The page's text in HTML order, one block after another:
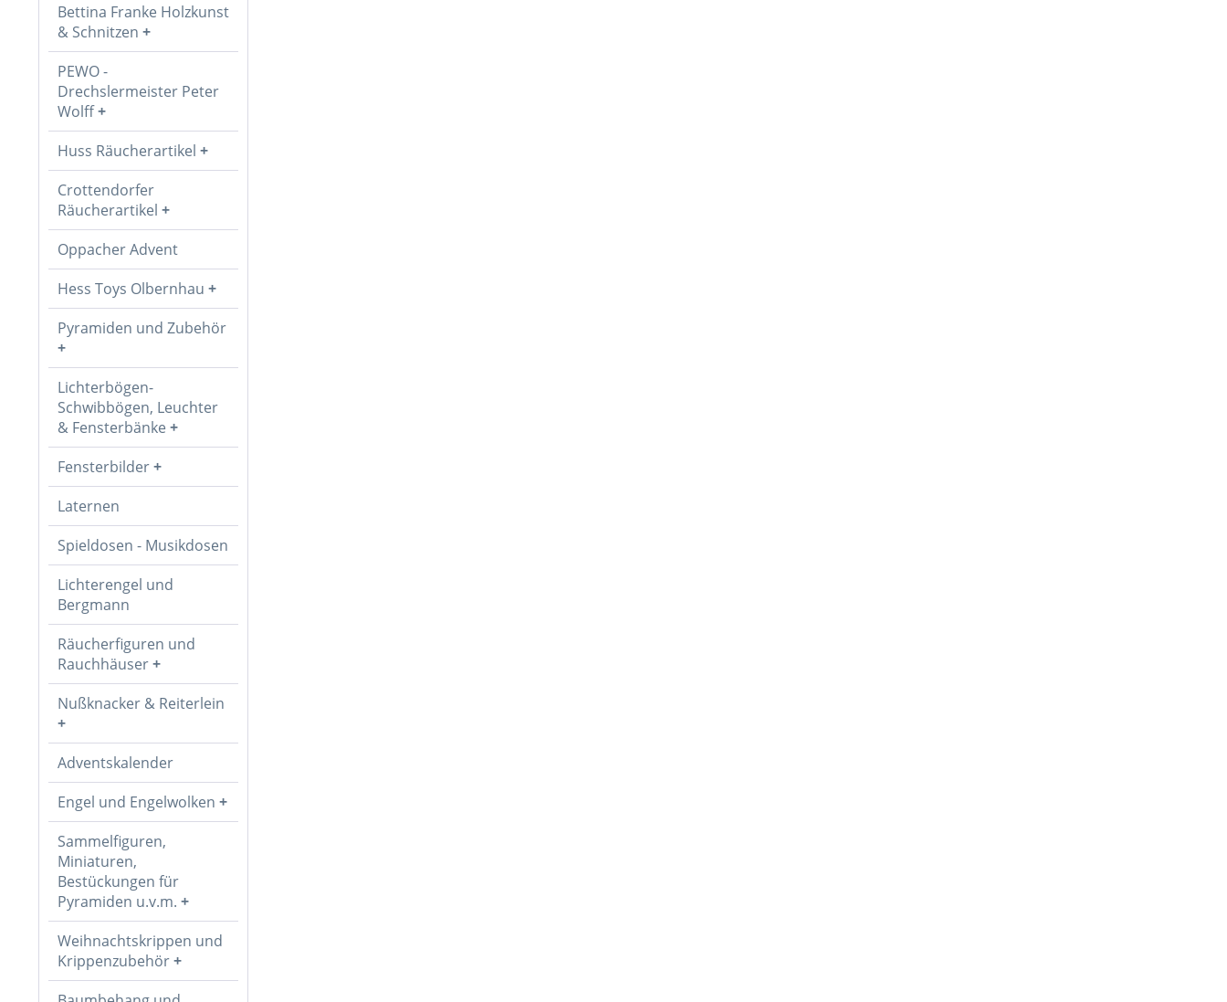
Bettina Franke Holzkunst
& Schnitzen
PEWO -
Drechslermeister Peter
Wolff
Huss Räucherartikel
Crottendorfer
Räucherartikel
Oppacher Advent
Hess Toys Olbernhau
Pyramiden und Zubehör
Lichterbögen-
Schwibbögen, Leuchter
& Fensterbänke
Fensterbilder
Laternen
Spieldosen - Musikdosen
Lichterengel und
Bergmann
Räucherfiguren und
Rauchhäuser
Nußknacker & Reiterlein
Adventskalender
Engel und Engelwolken
Sammelfiguren,
Miniaturen,
Bestückungen für
Pyramiden u.v.m.
Weihnachtskrippen und
Krippenzubehör